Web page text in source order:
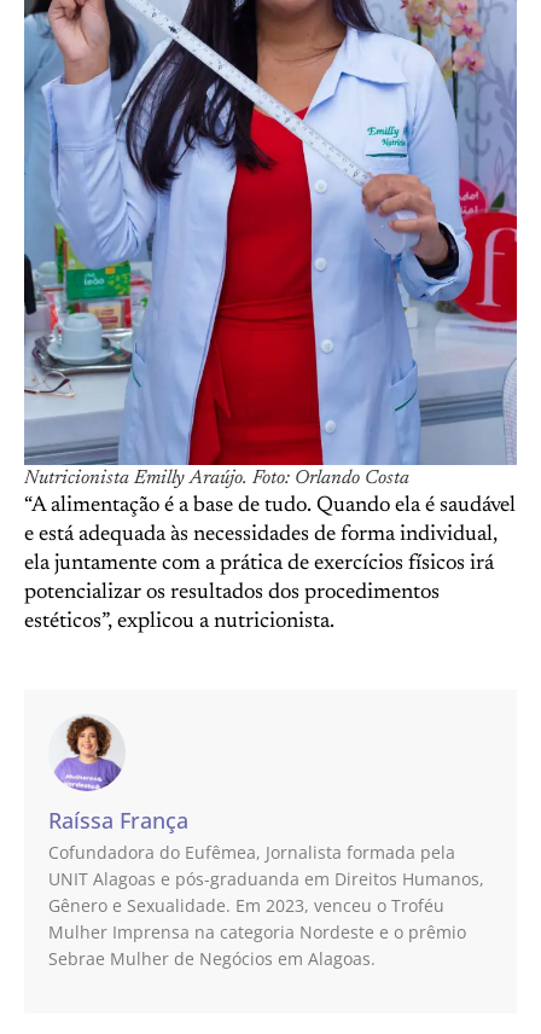
Nutricionista Emilly Araújo. Foto: Orlando Costa
“A alimentação é a base de tudo. Quando ela é saudável
e está adequada às necessidades de forma individual,
ela juntamente com a prática de exercícios físicos irá
potencializar os resultados dos procedimentos
estéticos”, explicou a nutricionista.
Raíssa França
Cofundadora do Eufêmea, Jornalista formada pela
UNIT Alagoas e pós-graduanda em Direitos Humanos,
Gênero e Sexualidade. Em 2023, venceu o Troféu
Mulher Imprensa na categoria Nordeste e o prêmio
Sebrae Mulher de Negócios em Alagoas.